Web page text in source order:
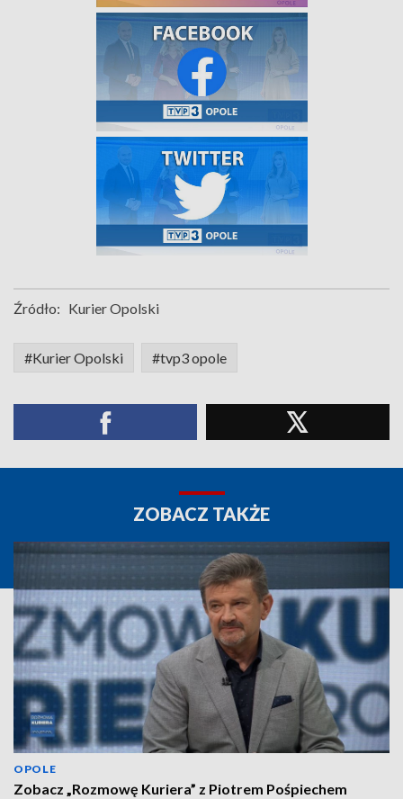
Źródło: Kurier Opolski
#Kurier Opolski #tvp3 opole
ZOBACZ TAKŻE
OPOLE
Zobacz „Rozmowę Kuriera” z Piotrem Pośpiechem